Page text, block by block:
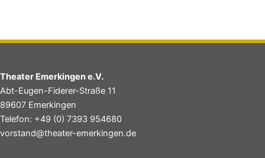
Theater Emerkingen e.V.
Abt-Eugen-Fiderer-Straße 11
89607 Emerkingen
Telefon: +49 (0) 7393 954680
vorstand@theater-emerkingen.de